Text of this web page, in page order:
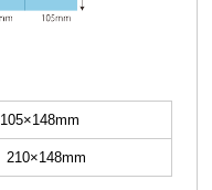
105×148mm
210×148mm